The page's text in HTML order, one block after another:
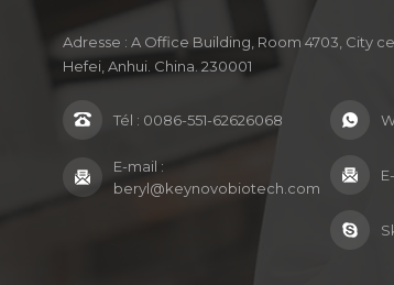
Adresse : A Office Building, Room 4703, City
Hefei, Anhui. China. 230001
Tél : 0086-551-62626068
E-mail :
beryl@keynovobiotech.com